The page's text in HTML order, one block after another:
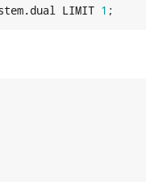
LIMIT 1 ;